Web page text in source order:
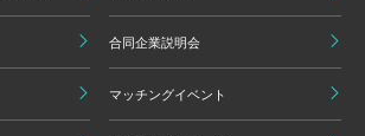
合同企業説明会
マッチングイベント